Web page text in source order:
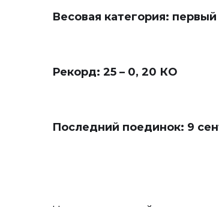
Весовая категория:
Рекорд: 25 – 0, 20 КО
Последний поединок: 9